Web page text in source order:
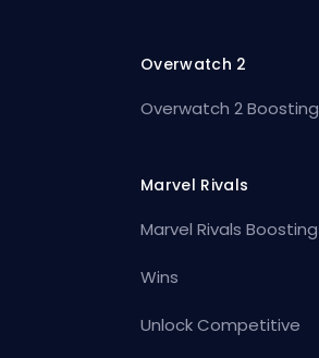
Overwatch 2
Overwatch 2 Boosting
Marvel Rivals
Marvel Rivals Boosting
Wins
Unlock Competitive